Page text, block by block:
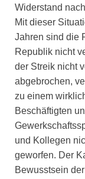
Widerstand
Mit dieser
Jahren sind die
Republik nicht
der Streik nicht
abgebrochen,
zu einem
Beschäftigten
und Kollegen
geworfen. Der
Bewusstsein